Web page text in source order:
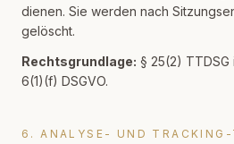
dienen. Sie werden nach
gelöscht.
Rechtsgrundlage: § 25(2) TTDSG
6(1)(f) DSGVO.
6. ANALYSE- UND TRACKING-